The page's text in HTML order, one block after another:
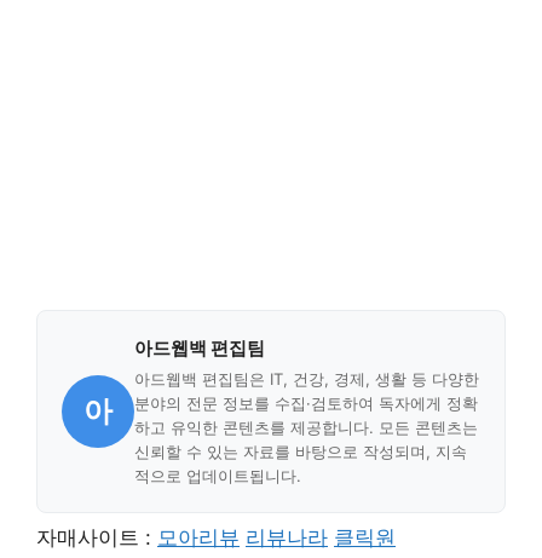
아
아드웹백 편집팀
아드웹백 편집팀은 IT, 건강, 경제, 생활 등 다양한
분야의 전문 정보를 수집·검토하여 독자에게 정확
하고 유익한 콘텐츠를 제공합니다. 모든 콘텐츠는
신뢰할 수 있는 자료를 바탕으로 작성되며, 지속
적으로 업데이트됩니다.
자매사이트 : 모아리뷰 리뷰나라 클릭원